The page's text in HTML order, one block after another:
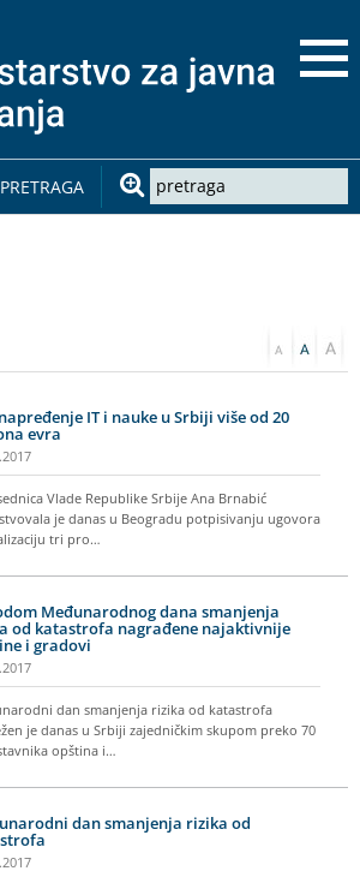
PRETRAGA
IT i nauke u Srbiji više od 20
evra
Vlade Republike Srbije Ana Brnabić
je danas u Beogradu potpisivanju ugovora
tri pro…
Međunarodnog dana smanjenja
od katastrofa nagrađene najaktivnije
i gradovi
dan smanjenja rizika od katastrofa
je danas u Srbiji zajedničkim skupom preko 70
opština i…
dan smanjenja rizika od